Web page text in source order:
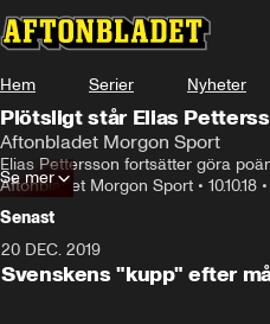
Hem Serier Nyheter
Plötsligt står Elias
Aftonbladet Morgon Sport
Elias Pettersson fortsätter göra
Aftonbladet Morgon Sport • 10.10.18 •
Se mer
Senast
20 DEC. 2019
Svenskens "kupp" efter